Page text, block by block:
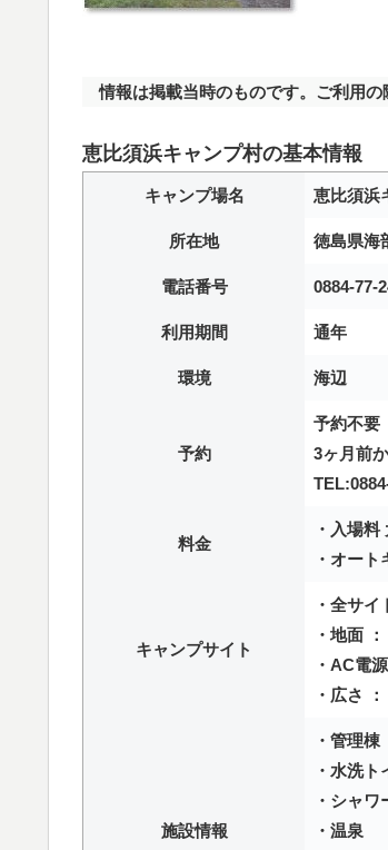
情報は掲載当時のものです。ご利用の
恵比須浜キャンプ村の基本情報
キャンプ場名 恵比須浜
所在地 徳島県海
電話番号 0884-77-
利用期間 通年
環境 海辺
予約
予約不要
3ヶ月前
料金
・入場
・オー
キャンプサイト
・全サイ
・地面
・AC電
・広さ
施設情報
・管理棟
・水洗ト
・シャワ
・温泉